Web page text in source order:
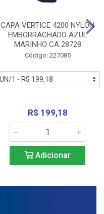
CAPA VERTICE 4200 NYLON
EMBORRACHADO AZUL
MARINHO CA 28728
Código: 227085
R$ 199,18
Adicionar